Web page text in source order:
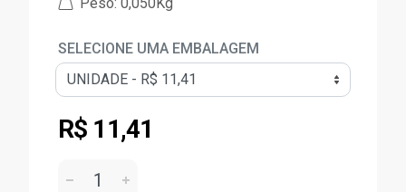
Peso: 0,050Kg
SELECIONE UMA EMBALAGEM
R$ 11,41